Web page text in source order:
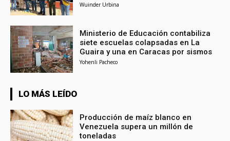
Wuinder Urbina
Ministerio de Educación contabiliza
siete escuelas colapsadas en La
Guaira y una en Caracas por sismos
Yohenli Pacheco
LO MÁS LEÍDO
Producción de maíz blanco en
Venezuela supera un millón de
toneladas